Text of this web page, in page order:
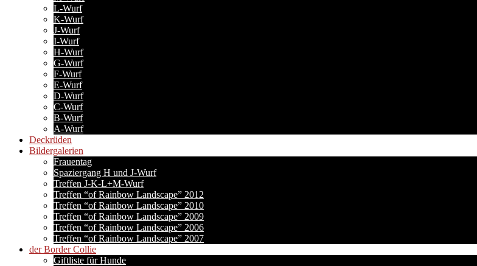
L-Wurf
K-Wurf
J-Wurf
I-Wurf
H-Wurf
G-Wurf
F-Wurf
E-Wurf
D-Wurf
C-Wurf
B-Wurf
A-Wurf
Deckrüden
Bildergalerien
Frauentag
Spaziergang H und J-Wurf
Treffen J-K-L+M-Wurf
Treffen “of Rainbow Landscape” 2012
Treffen “of Rainbow Landscape” 2010
Treffen “of Rainbow Landscape” 2009
Treffen “of Rainbow Landscape” 2006
Treffen “of Rainbow Landscape” 2007
der Border Collie
Giftliste für Hunde